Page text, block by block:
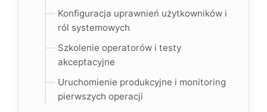
Konfiguracja uprawnień użytkowników i
ról systemowych
Szkolenie operatorów i testy
akceptacyjne
Uruchomienie produkcyjne i monitoring
pierwszych operacji